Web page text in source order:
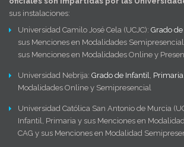
sus instalaciones:
Universidad Camilo José Cela (UCJC): Grado de
sus Menciones en Modalidades
sus Menciones en Modalidades Online y
Universidad Nebrija: Grado de Infantil Primaria
Modalidades Online y Semipresencial
Universidad Católica San Antonio de Murcia
Infantil, Primaria y sus Menciones en
CAG y sus Menciones en Modalidad